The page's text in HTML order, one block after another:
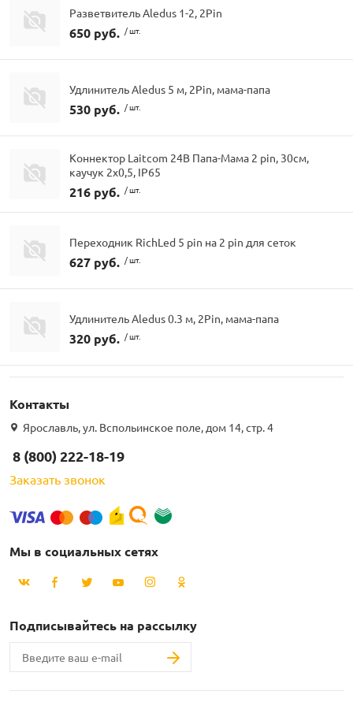
Разветвитель Aledus 1-2, 2Pin
650 руб. / шт.
Удлинитель Aledus 5 м, 2Pin, мама-папа
530 руб. / шт.
Коннектор Laitcom 24В Папа-Мама 2 pin, 30см,
каучук 2х0,5, IP65
216 руб. / шт.
Переходник RichLed 5 pin на 2 pin для сеток
627 руб. / шт.
Удлинитель Aledus 0.3 м, 2Pin, мама-папа
320 руб. / шт.
Контакты
Ярославль, ул. Вспольинское поле, дом 14, стр. 4
8 (800) 222-18-19
Заказать звонок
Мы в социальных сетях
Подписывайтесь на рассылку